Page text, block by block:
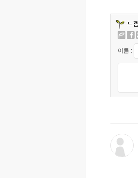
이름 :